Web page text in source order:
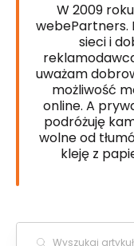
W 2009
webePartners.
sieci i
uważam
możliwość
online. A
podróżuję
wolne od
kleję z